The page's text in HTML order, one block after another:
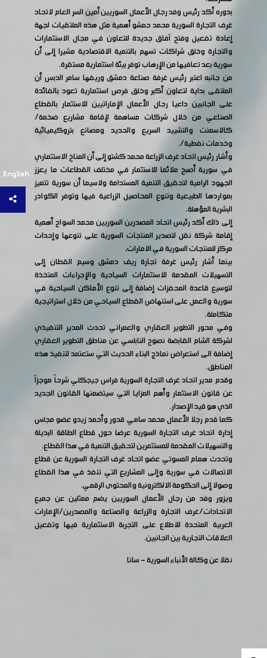
English
بدوره أكد رئيس وفد رجال الأعمال السوريين أمين السر العام لاتحاد
غرف التجارة السورية محمد حمشو أهمية مثل هذه الملتقيات لجهة
إعادة تفعيل وفتح آفاق جديدة للتعاون في مجال الاستثمارات
والتجارة وخلق شراكات تسهم بالتنمية الاقتصادية مشيرا إلى أن
سورية بعد تعافيها من الإرهاب توفر بيئة استثمارية مستقرة.
من جانبه اعتبر رئيس غرفة صناعة دمشق وريفها سامر الدبس أن
الملتقى بداية لتعاون أكبر وخلق فرص استثمارية تعود بالفائدة
على الجانبين داعيا رجال الأعمال الإماراتيين للاستثمار بالقطاع
الصناعي من خلال شركات مساهمة لإقامة مشاريع ضخمة/
كالاسمنت والتشييد السريع والحديد ومصانع بتروكيميائية
وخدمات نفطية/.
وأشار رئيس اتحاد غرف الزراعة محمد كشتو إلى أن المناخ الاستثماري
في سورية أصبح ملائما للاستثمار في مختلف القطاعات ما يعزز
الجهود الرامية لتحقيق التنمية المستدامة ولاسيما أن سورية تتميز
بمواردها الطبيعية وتنوع المحاصيل الزراعية فيها وتوفر الكوادر
البشرية المؤهلة.
إلى ذلك أكد رئيس اتحاد المصدرين السوريين محمد السواح أهمية
إقامة شركة نقل لتصدير المنتجات السورية على تنوعها وإحداث
مركز للمنتجات السورية في الامارات،
بينما أشار رئيس غرفة تجارة ريف دمشق وسيم القطان إلى
التسهيلات المقدمة للاستثمارات السياحية والإجراءات المتخذة
لتوسيع قاعدة المحفزات إضافة إلى تنوع الأماكن السياحية في
سورية والعمل على استنهاض القطاع السياحي من خلال استراتيجية
متكاملة.
وفي محور التطوير العقاري والعمراني تحدث المدير التنفيذي
لشركة الشام القابضة نصوح النابلسي عن مناطق التطوير العقاري
إضافة الى استعراض نماذج البناء الحديث التي ستعتمد لتنفيذ هذه
المناطق.
وقدم مدير اتحاد غرف التجارة السورية فراس جيجكلي شرحاً موجزاً
عن قانون الاستثمار وأهم المزايا التي سيتضمنها القانون الجديد
الذي هو قيد الإصدار.
كما قدم رجلا الأعمال محمد سامي قدور وأحمد زيدو عضو مجلس
إدارة اتحاد غرف التجارة السورية عرضا حول قطاع الطاقة البديلة
والتسهيلات المقدمة للمستثمرين لتحقيق التنمية في هذا القطاع.
وتحدث همام المسوتي عضو اتحاد غرف التجارة السورية عن قطاع
الاتصالات في سورية وإلى المشاريع التي تنفذ في هذا القطاع
وصولا إلى الحكومة الالكترونية والمحتوى الرقمي.
ويزور وفد من رجال الأعمال السوريين يضم ممثلين عن جميع
الاتحادات/غرف التجارة والزراعة والصناعة والمصدرين/الإمارات
العربية المتحدة للاطلاع على التجربة الاستثمارية فيها وتفعيل
العلاقات التجارية بين الجانبين.
نقلا عن وكالة الأنباء السورية - سانا